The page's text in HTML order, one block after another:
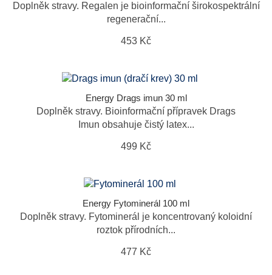
Doplněk stravy. Regalen je bioinformační širokospektrální
regenerační...
453 Kč
Energy Drags imun 30 ml
Doplněk stravy. Bioinformační přípravek Drags
Imun obsahuje čistý latex...
499 Kč
Energy Fytominerál 100 ml
Doplněk stravy. Fytominerál je koncentrovaný koloidní
roztok přírodních...
477 Kč